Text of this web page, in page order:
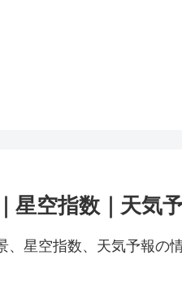
星空指数｜天気
星空指数、天気予報の